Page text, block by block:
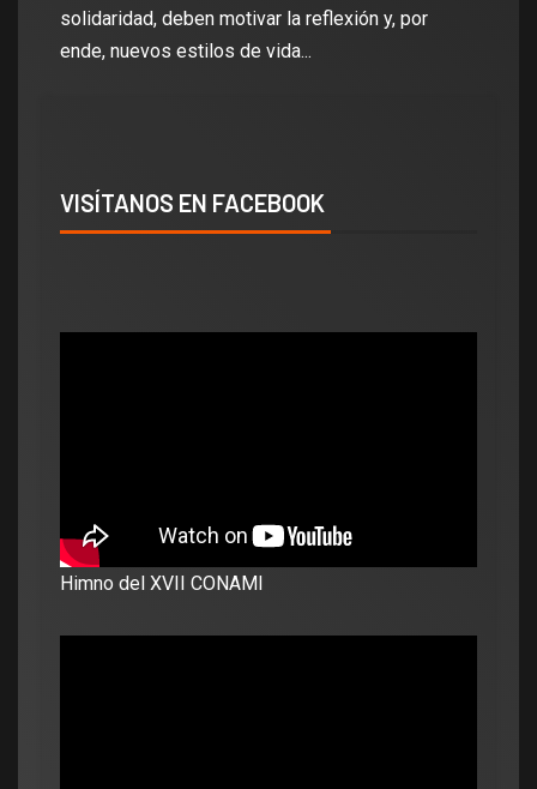
solidaridad, deben motivar la reflexión y, por
ende, nuevos estilos de vida...
VISÍTANOS EN FACEBOOK
Himno del XVII CONAMI